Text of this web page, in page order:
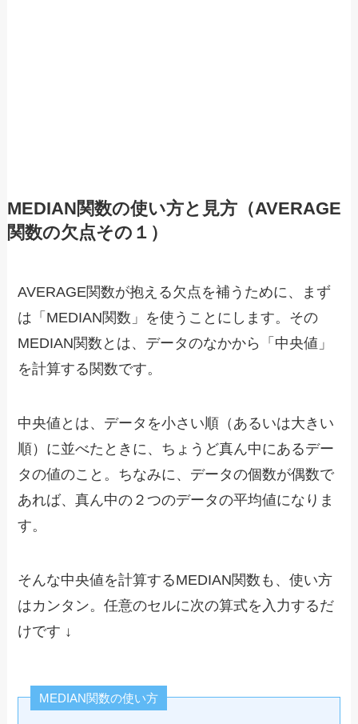
MEDIAN関数の使い方と見方（AVERAGE
関数の欠点その１）
AVERAGE関数が抱える欠点を補うために、まず
は「MEDIAN関数」を使うことにします。その
MEDIAN関数とは、データのなかから「中央値」
を計算する関数です。
中央値とは、データを小さい順（あるいは大きい
順）に並べたときに、ちょうど真ん中にあるデー
タの値のこと。ちなみに、データの個数が偶数で
あれば、真ん中の２つのデータの平均値になりま
す。
そんな中央値を計算するMEDIAN関数も、使い方
はカンタン。任意のセルに次の算式を入力するだ
けです ↓
MEDIAN関数の使い方